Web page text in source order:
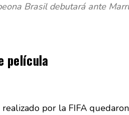
Brasil debutará ante
película
por la FIFA